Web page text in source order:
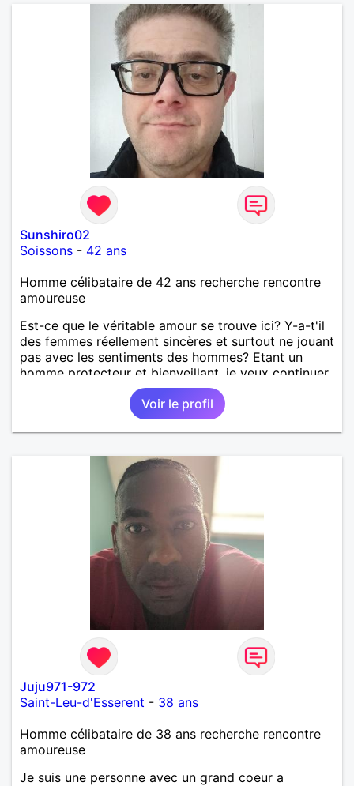
Sunshiro02
Soissons - 42 ans
Homme célibataire de 42 ans recherche rencontre
amoureuse
Est-ce que le véritable amour se trouve ici? Y-a-t'il
des femmes réellement sincères et surtout ne jouant
pas avec les sentiments des hommes? Etant un
homme protecteur et bienveillant, je veux continuer
d'y croire et pouvoir enfin former la petite famille
que je désir temps. Faux profil, profiteuse et autres
joyeuseté passer votre chemin, vous ne
m'intéressez pas du tout!
Voir le profil
Juju971-972
Saint-Leu-d'Esserent - 38 ans
Homme célibataire de 38 ans recherche rencontre
amoureuse
Je suis une personne avec un grand coeur a